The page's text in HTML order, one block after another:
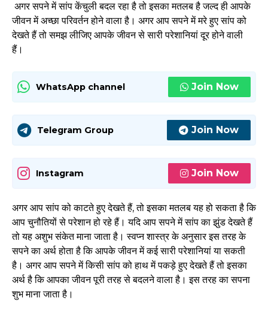
अगर सपने में सांप केंचुली बदल रहा है तो इसका मतलब है जल्द ही आपके
जीवन में अच्छा परिवर्तन होने वाला है। अगर आप सपने में मरे हुए सांप को
देखते हैं तो समझ लीजिए आपके जीवन से सारी परेशानियां दूर होने वाली
हैं।
WhatsApp channel Join Now
Telegram Group Join Now
Instagram Join Now
अगर आप सांप को काटते हुए देखते हैं, तो इसका मतलब यह हो सकता है कि
आप चुनौतियों से परेशान हो रहे हैं। यदि आप सपने में सांप का झुंड देखते हैं
तो यह अशुभ संकेत माना जाता है। स्वप्न शास्त्र के अनुसार इस तरह के
सपने का अर्थ होता है कि आपके जीवन में कई सारी परेशानियां या सकती
है। अगर आप सपने में किसी सांप को हाथ में पकड़े हुए देखते हैं तो इसका
अर्थ है कि आपका जीवन पूरी तरह से बदलने वाला है। इस तरह का सपना
शुभ माना जाता है।